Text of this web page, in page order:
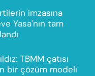
imzasına
Yasa'nın tam
TBMM çatısı
bir çözüm modeli